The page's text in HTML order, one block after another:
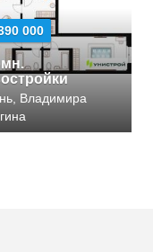
000
Владимира